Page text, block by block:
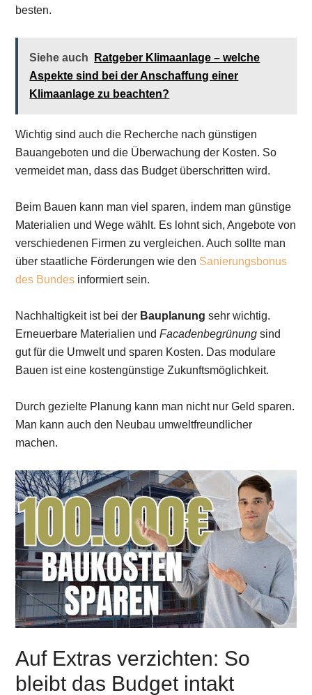
besten.
Siehe auch
Ratgeber Klimaanlage – welche
Aspekte sind bei der Anschaffung einer
Klimaanlage zu beachten?
Wichtig sind auch die Recherche nach günstigen
Bauangeboten und die Überwachung der Kosten. So
vermeidet man, dass das Budget überschritten wird.
Beim Bauen kann man viel sparen, indem man günstige
Materialien und Wege wählt. Es lohnt sich, Angebote von
verschiedenen Firmen zu vergleichen. Auch sollte man
über staatliche Förderungen wie den Sanierungsbonus
des Bundes informiert sein.
Nachhaltigkeit ist bei der Bauplanung sehr wichtig.
Erneuerbare Materialien undFacadenbegrünung sind
gut für die Umwelt und sparen Kosten. Das modulare
Bauen ist eine kostengünstige Zukunftsmöglichkeit.
Durch gezielte Planung kann man nicht nur Geld sparen.
Man kann auch den Neubau umweltfreundlicher
machen.
Auf Extras verzichten: So
bleibt das Budget intakt